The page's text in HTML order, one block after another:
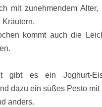
mit zunehmendem
kommt auch die
gibt es ein Joghurt-
dazu ein süßes Pesto mit
anders.